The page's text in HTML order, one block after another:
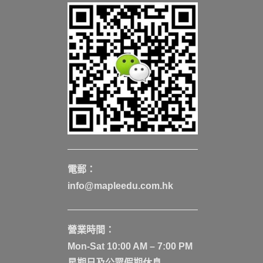
電郵：
info@mapleedu.com.hk
營業時間：
Mon-Sat 10:00 AM – 7:00 PM